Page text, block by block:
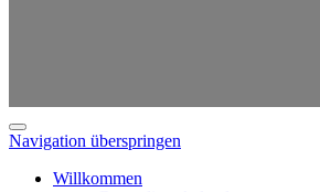
Navigation überspringen
Willkommen